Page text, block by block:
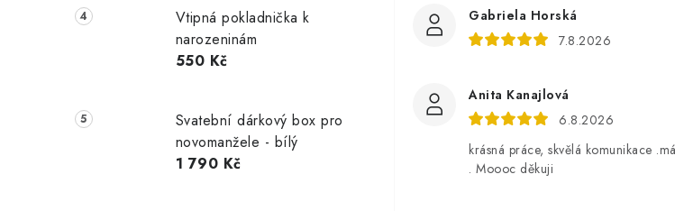
Vtipná pokladnička k
narozeninám
550 Kč
Svatební dárkový box pro
novomanžele - bílý
1 790 Kč
Gabriela Horská
7.8.2026
Anita Kanajlová
6.8.2026
krásná práce, skvělá komunikace
. Moooc děkuji